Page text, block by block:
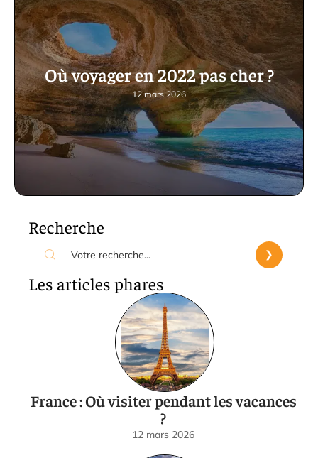
Où voyager en 2022 pas cher ?
12 mars 2026
Recherche
Les articles phares
France : Où visiter pendant les vacances
?
12 mars 2026